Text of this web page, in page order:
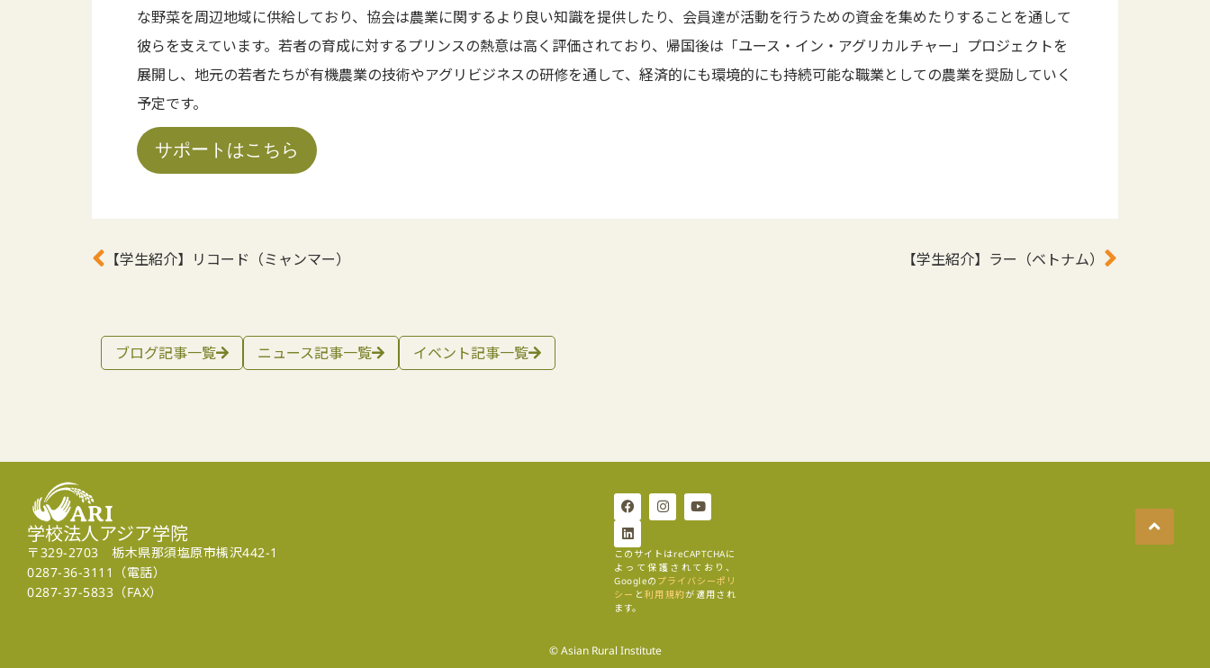
な野菜を周辺地域に供給しており、協会は農業に関するより良い知識を提供したり、会員達が活動を行うための資金を集めたりすることを通して
彼らを支えています。若者の育成に対するプリンスの熱意は高く評価されており、帰国後は「ユース・イン・アグリカルチャー」プロジェクトを
展開し、地元の若者たちが有機農業の技術やアグリビジネスの研修を通して、経済的にも環境的にも持続可能な職業としての農業を奨励していく
予定です。
サポートはこちら
【学生紹介】リコード（ミャンマー） 【学生紹介】ラー（ベトナム）
ブログ記事一覧 ニュース記事一覧 イベント記事一覧
学校法人アジア学院
〒329-2703 栃木県那須塩原市槻沢442-1
0287-36-3111（電話）
0287-37-5833（FAX）
このサイトはreCAPTCHAに
よって保護されており、
Googleの プライバシーポリ
シー と 利用規約が適用され
ます。
© Asian Rural Institute